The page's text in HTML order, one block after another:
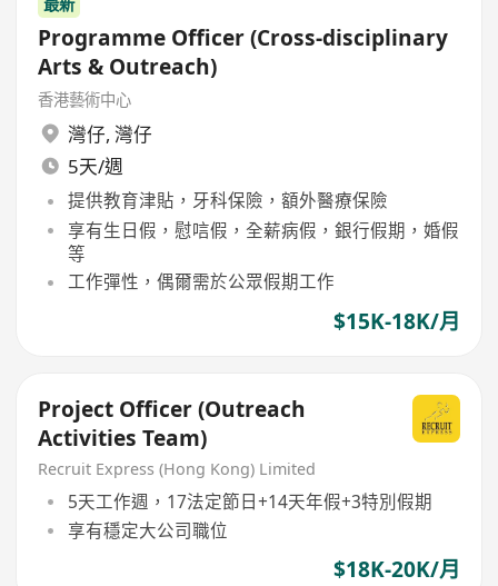
Programme Officer (Cross-disciplinary
Arts & Outreach)
香港藝術中心
灣仔, 灣仔
5天/週
提供教育津貼，牙科保險，額外醫療保險
享有生日假，慰唁假，全薪病假，銀行假期，婚假
等
工作彈性，偶爾需於公眾假期工作
$15K-18K/月
Project Officer (Outreach
Activities Team)
Recruit Express (Hong Kong) Limited
5天工作週，17法定節日+14天年假+3特別假期
享有穩定大公司職位
$18K-20K/月